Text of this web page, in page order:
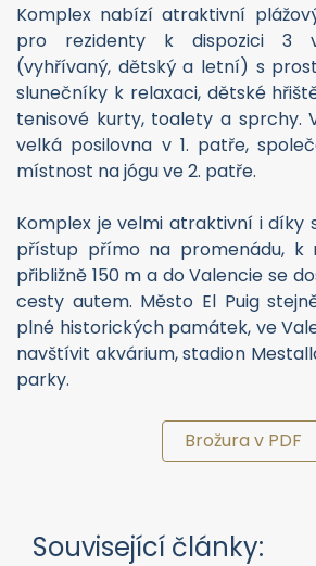
Komplex nabízí atraktivní
pro rezidenty k dispozici 3
(vyhřívaný, dětský a letní) s
slunečníky k relaxaci, dětské
tenisové kurty, toalety a sprchy.
velká posilovna v 1. patře,
místnost na jógu ve 2. patře.
Komplex je velmi atraktivní i díky
přístup přímo na promenádu,
přibližně 150 m a do Valencie se
cesty autem. Město El Puig
plné historických památek, ve
navštívit akvárium, stadion
parky.
Brožura v PDF
Související články: